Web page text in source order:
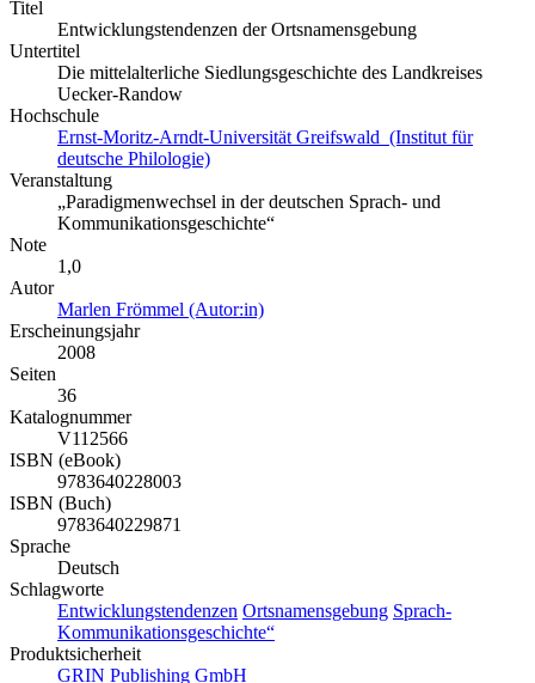
Titel
Entwicklungstendenzen der Ortsnamensgebung
Untertitel
Die mittelalterliche Siedlungsgeschichte des Landkreises
Uecker-Randow
Hochschule
Ernst-Moritz-Arndt-Universität Greifswald (Institut für
deutsche Philologie)
Veranstaltung
„Paradigmenwechsel in der deutschen Sprach- und
Kommunikationsgeschichte“
Note
1,0
Autor
Marlen Frömmel (Autor:in)
Erscheinungsjahr
2008
Seiten
36
Katalognummer
V112566
ISBN (eBook)
9783640228003
ISBN (Buch)
9783640229871
Sprache
Deutsch
Schlagworte
Entwicklungstendenzen Ortsnamensgebung Sprach-
Kommunikationsgeschichte“
Produktsicherheit
GRIN Publishing GmbH